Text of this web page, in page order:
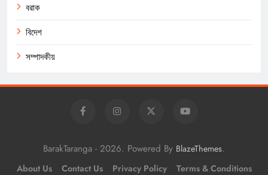
বরাক
বিদেশ
সম্পাদকীয়
BarakTaranga - 2026. Powered By BlazeThemes.
About Us Contact Us Privacy Policy Terms & Conditions